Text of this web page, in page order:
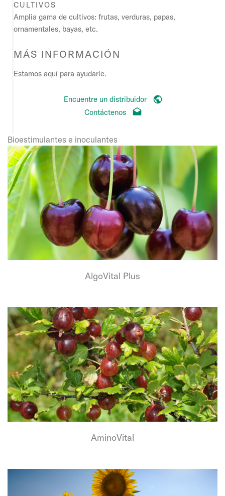
CULTIVOS
Amplia gama de cultivos: frutas, verduras, papas,
ornamentales, bayas, etc.
MÁS INFORMACIÓN
Estamos aquí para ayudarle.
Encuentre un distribuidor
Contáctenos
Bioestimulantes e inoculantes
AlgoVital Plus
AminoVital